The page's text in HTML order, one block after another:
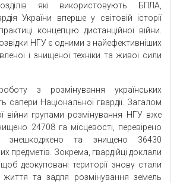
які використовують БПЛА,
України вперше у світовій історії
концепцію дистанційної війни.
НГУ є одними з найефективніших
і знищеної техніки та живої сили
з розмінування українських
сапери Національної гвардії. Загалом
війни групами розмінування НГУ вже
24708 га місцевості, перевірено
знешкоджено та знищено 36430
предметів. Зокрема, гвардійці доклали
деокуповані території знову стали
та задля розмінування земель